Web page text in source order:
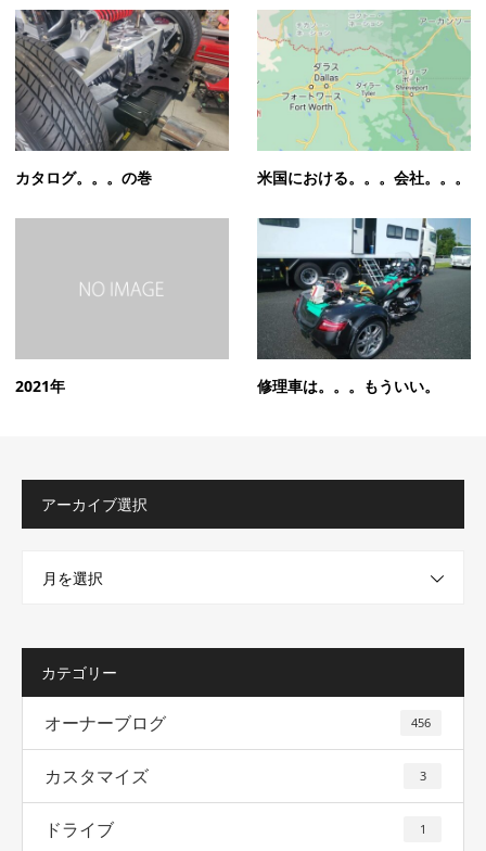
カタログ。。。の巻 米国における。。。会社。。。
2021年 修理車は。。。もういい。
アーカイブ選択
月を選択
カテゴリー
オーナーブログ 456
カスタマイズ 3
ドライブ 1